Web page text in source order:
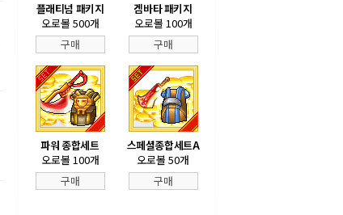
플래티넘 패키지
오로볼 500개
구매
겜바타 패키지
오로볼 100개
구매
파워 종합세트
오로볼 100개
구매
스페셜종합세트A
오로볼 50개
구매